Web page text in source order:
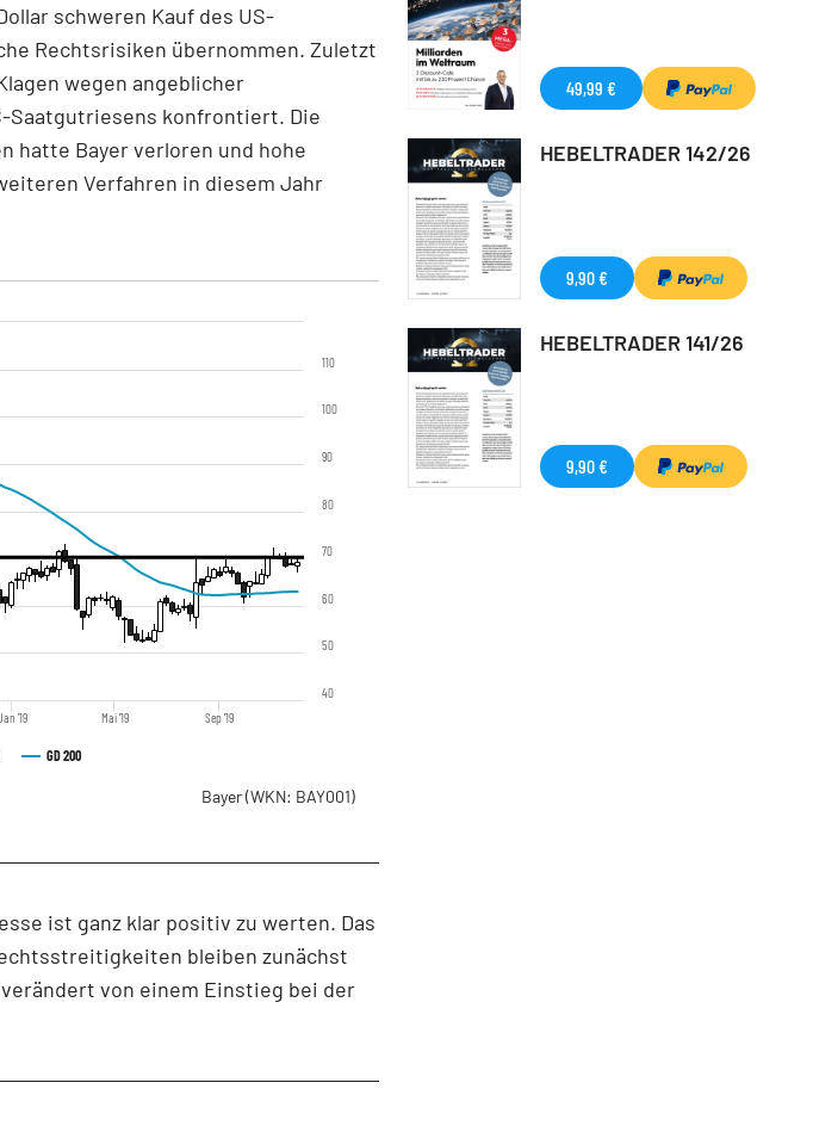
schweren Kauf des US-
Rechtsrisiken übernommen. Zuletzt
wegen angeblicher
Saatgutriesens konfrontiert. Die
hatte Bayer verloren und hohe
Verfahren in diesem Jahr
GD 200
'19 Mai '19 Sep '19
40
50
60
70
80
90
100
110
Bayer(WKN: BAY001)
ist ganz klar positiv zu werten. Das
bleiben zunächst
von einem Einstieg bei der
49,99 €
HEBELTRADER 142/26
9,90 €
HEBELTRADER 141/26
9,90 €